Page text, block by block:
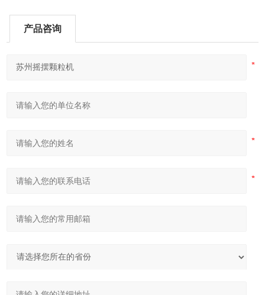
产品咨询